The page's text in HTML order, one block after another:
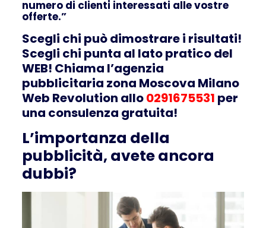
numero di clienti interessati alle vostre
offerte.”
Scegli chi può dimostrare i risultati!
Scegli chi punta al lato pratico del
WEB! Chiama l’agenzia
pubblicitaria zona Moscova Milano
Web Revolution allo0291675531 per
una consulenza gratuita!
L’importanza della
pubblicità, avete ancora
dubbi?